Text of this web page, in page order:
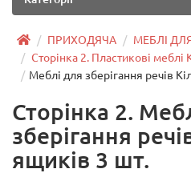
ПРИХОДЯЧА
МЕБЛІ
Сторінка 2. Пластикові меблі
Меблі для зберігання речів
Сторінка 2.
зберігання
ящиків 3 шт.